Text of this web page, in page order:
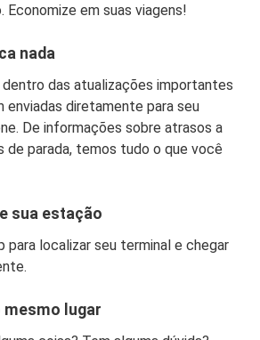
Economize em suas viagens!
nada
dentro das atualizações importantes
enviadas diretamente para seu
De informações sobre atrasos a
de parada, temos tudo o que você
sua estação
para localizar seu terminal e chegar
mesmo lugar